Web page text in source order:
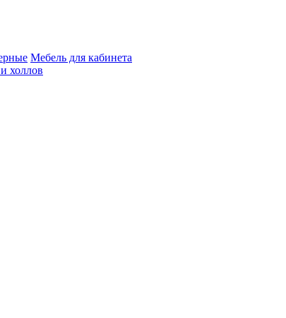
Мебель для кабинета
холлов